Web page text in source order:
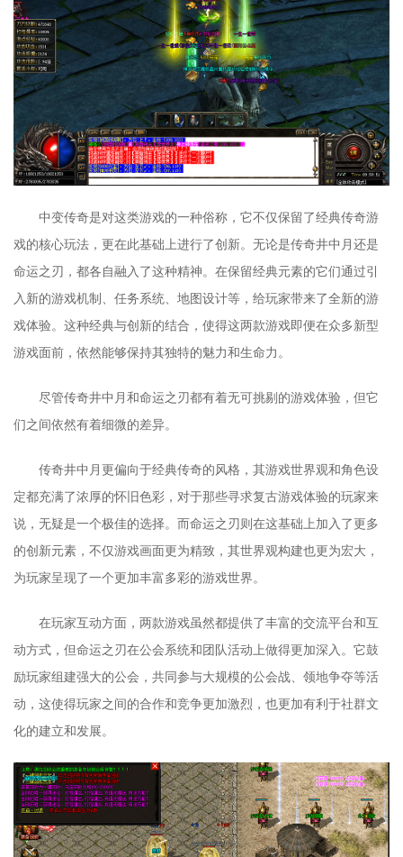
中变传奇是对这类游戏的一种俗称，它不仅保留了经典传奇游
戏的核心玩法，更在此基础上进行了创新。无论是传奇井中月还是
命运之刃，都各自融入了这种精神。在保留经典元素的它们通过引
入新的游戏机制、任务系统、地图设计等，给玩家带来了全新的游
戏体验。这种经典与创新的结合，使得这两款游戏即便在众多新型
游戏面前，依然能够保持其独特的魅力和生命力。
尽管传奇井中月和命运之刃都有着无可挑剔的游戏体验，但它
们之间依然有着细微的差异。
传奇井中月更偏向于经典传奇的风格，其游戏世界观和角色设
定都充满了浓厚的怀旧色彩，对于那些寻求复古游戏体验的玩家来
说，无疑是一个极佳的选择。而命运之刃则在这基础上加入了更多
的创新元素，不仅游戏画面更为精致，其世界观构建也更为宏大，
为玩家呈现了一个更加丰富多彩的游戏世界。
在玩家互动方面，两款游戏虽然都提供了丰富的交流平台和互
动方式，但命运之刃在公会系统和团队活动上做得更加深入。它鼓
励玩家组建强大的公会，共同参与大规模的公会战、领地争夺等活
动，这使得玩家之间的合作和竞争更加激烈，也更加有利于社群文
化的建立和发展。